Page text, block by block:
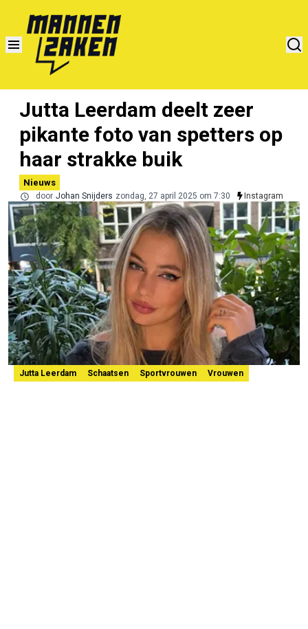
Jutta Leerdam deelt zeer
pikante foto van spetters op
haar strakke buik
Nieuws
door Johan Snijders zondag, 27 april 2025 om 7:30 Instagram
Jutta Leerdam Schaatsen Sportvrouwen Vrouwen